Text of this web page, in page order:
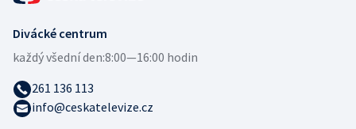
Divácké centrum
každý všední den:8:00—16:00 hodin
261 136 113
info@ceskatelevize.cz